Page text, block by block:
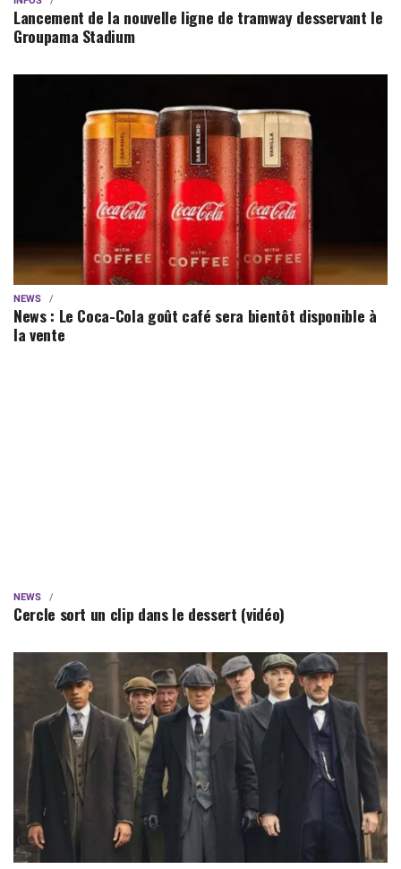
Lancement de la nouvelle ligne de tramway desservant le
Groupama Stadium
NEWS
News : Le Coca-Cola goût café sera bientôt disponible à
la vente
NEWS
Cercle sort un clip dans le dessert (vidéo)